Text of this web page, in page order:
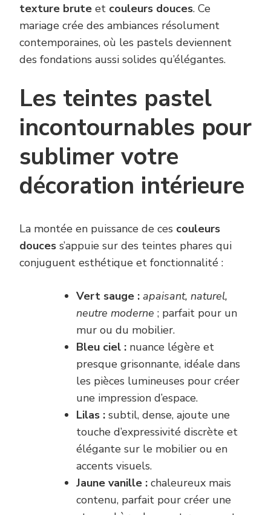
texture brute et couleurs douces. Ce
mariage crée des ambiances résolument
contemporaines, où les pastels deviennent
des fondations aussi solides qu’élégantes.
Les teintes pastel
incontournables pour
sublimer votre
décoration intérieure
La montée en puissance de ces couleurs
douces s’appuie sur des teintes phares qui
conjuguent esthétique et fonctionnalité :
Vert sauge : apaisant, naturel,
neutre moderne ; parfait pour un
mur ou du mobilier.
Bleu ciel : nuance légère et
presque grisonnante, idéale dans
les pièces lumineuses pour créer
une impression d’espace.
Lilas : subtil, dense, ajoute une
touche d’expressivité discrète et
élégante sur le mobilier ou en
accents visuels.
Jaune vanille : chaleureux mais
contenu, parfait pour créer une